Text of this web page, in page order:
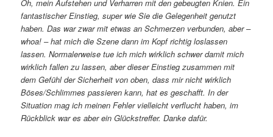
Oh, mein Aufstehen und Verharren mit den gebeugten Knien. Ein
fantastischer Einstieg, super wie Sie die Gelegenheit genutzt
haben. Das war zwar mit etwas an Schmerzen verbunden, aber –
whoa! – hat mich die Szene dann im Kopf richtig loslassen
lassen. Normalerweise tue ich mich wirklich schwer damit mich
wirklich fallen zu lassen, aber dieser Einstieg zusammen mit
dem Gefühl der Sicherheit von oben, dass mir nicht wirklich
Böses/Schlimmes passieren kann, hat es geschafft. In der
Situation mag ich meinen Fehler vielleicht verflucht haben, im
Rückblick war es aber ein Glückstreffer. Danke dafür.